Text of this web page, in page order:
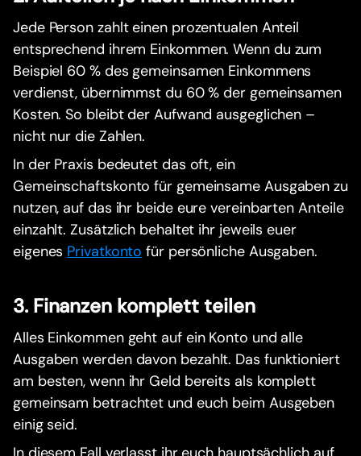
Jede Person zahlt einen prozentualen Anteil
entsprechend ihrem Einkommen. Wenn du zum
Beispiel 60 % des gemeinsamen Einkommens
verdienst, übernimmst du 60 % der gemeinsamen
Kosten. So bleibt der Aufwand ausgeglichen –
nicht nur die Zahlen.
In der Praxis bedeutet das oft, ein
Gemeinschaftskonto für gemeinsame Ausgaben zu
nutzen, auf das ihr beide eure vereinbarten Anteile
einzahlt. Zusätzlich behaltet ihr jeweils euer
eigenes Privatkonto für persönliche Ausgaben.
3. Finanzen komplett teilen
Alles Einkommen geht auf ein Konto und alle
Ausgaben werden davon bezahlt. Das funktioniert
am besten, wenn ihr Geld bereits als komplett
gemeinsam betrachtet und euch beim Ausgeben
einig seid.